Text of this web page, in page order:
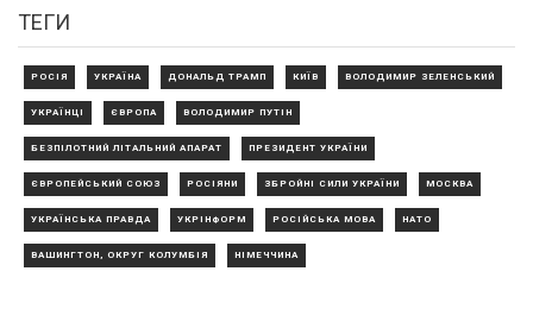
ТЕГИ
РОСІЯ УКРАЇНА ДОНАЛЬД ТРАМП КИЇВ ВОЛОДИМИР ЗЕЛЕНСЬКИЙ
УКРАЇНЦІ ЄВРОПА ВОЛОДИМИР ПУТІН
БЕЗПІЛОТНИЙ ЛІТАЛЬНИЙ АПАРАТ ПРЕЗИДЕНТ УКРАЇНИ
ЄВРОПЕЙСЬКИЙ СОЮЗ РОСІЯНИ ЗБРОЙНІ СИЛИ УКРАЇНИ МОСКВА
УКРАЇНСЬКА ПРАВДА УКРІНФОРМ РОСІЙСЬКА МОВА НАТО
ВАШИНГТОН, ОКРУГ КОЛУМБІЯ НІМЕЧЧИНА